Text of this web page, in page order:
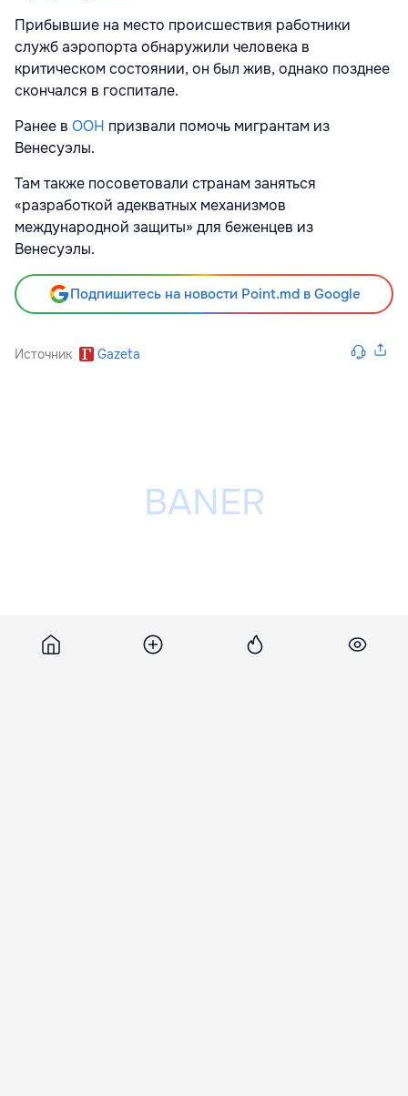
Прибывшие на место происшествия работники
служб аэропорта обнаружили человека в
критическом состоянии, он был жив, однако позднее
скончался в госпитале.
Ранее в ООН призвали помочь мигрантам из
Венесуэлы.
Там также посоветовали странамзаняться
«разработкой адекватных механизмов
международной защиты» для беженцев из
Венесуэлы.
Подпишитесь на новости Point.md в Google
Источник Gazeta